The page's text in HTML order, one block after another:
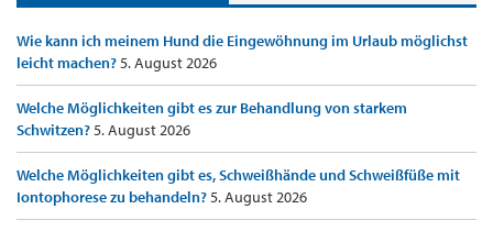
Wie kann ich meinem Hund die Eingewöhnung im Urlaub möglichst
leicht machen?5. August 2026
Welche Möglichkeiten gibt es zur Behandlung von starkem
Schwitzen?5. August 2026
Welche Möglichkeiten gibt es, Schweißhände und Schweißfüße mit
Iontophorese zu behandeln?5. August 2026